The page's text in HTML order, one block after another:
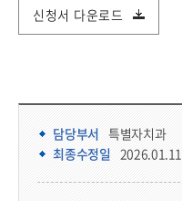
신청서 다운로드
담당부서 정보 & 컨텐츠 만족도 조사 & 공공저작물 자유이용 허락 표시
담당부서 특별자치과
최종수정일 2026.01.11